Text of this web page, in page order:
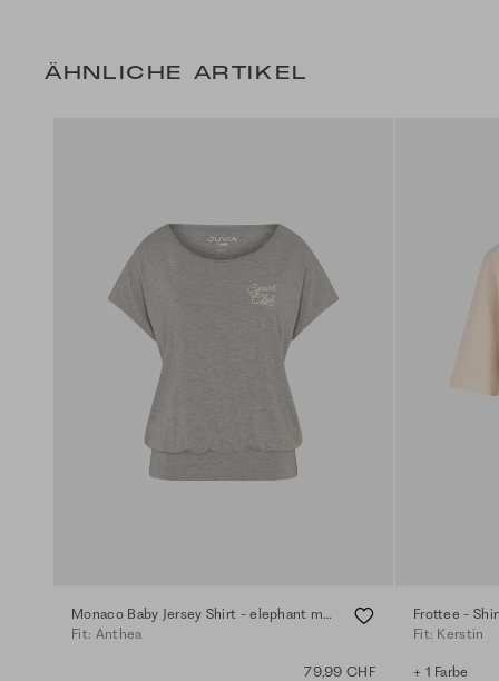
ÄHNLICHE ARTIKEL
Monaco Baby Jersey Shirt - elephant melange
Fit: Anthea
79,99 CHF
Frottee -
Fit: Kerstin
+ 1 Farbe